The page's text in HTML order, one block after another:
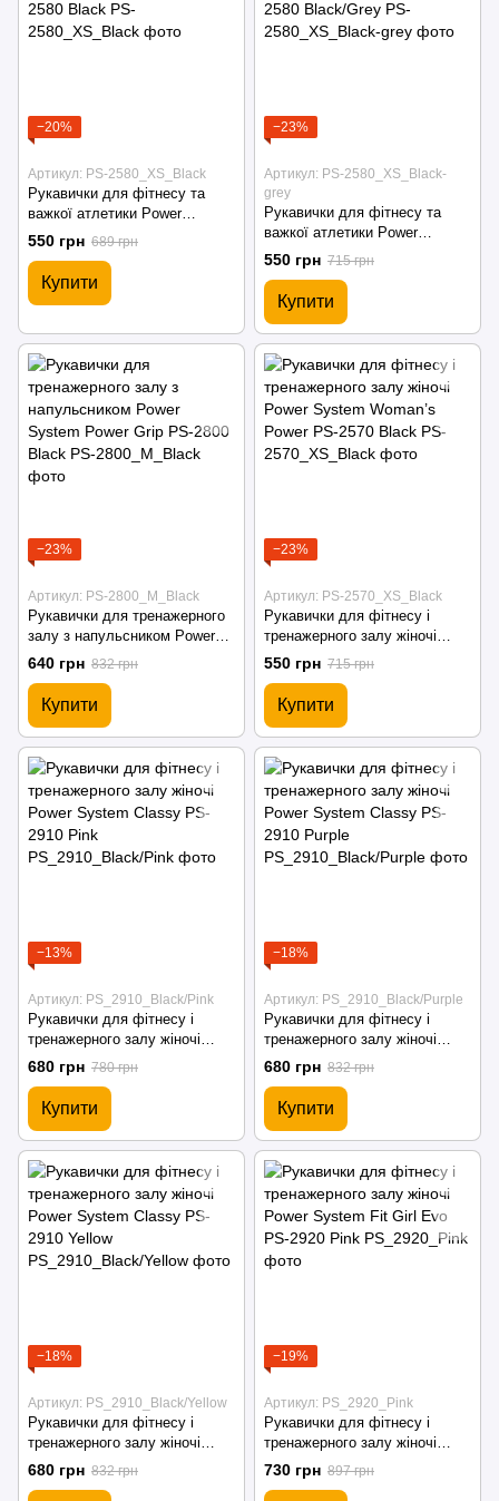
−20%
Артикул: PS-2580_XS_Black
Рукавички для фітнесу та
важкої атлетики Power
System Man’s Power PS-2580
550 грн 689 грн
Купити
−23%
Артикул: PS-2580_XS_Black-
grey
Рукавички для фітнесу та
важкої атлетики Power
System Man’s Power PS-2580
Black/Grey
550 грн 715 грн
Купити
−23%
Артикул: PS-2800_M_Black
Рукавички для тренажерного
залу з напульсником Power
System Power Grip PS-2800
640 грн 832 грн
Купити
−23%
Артикул: PS-2570_XS_Black
Рукавички для фітнесу і
тренажерного залу жіночі
Power System Woman’s Power
PS-2570 Black
550 грн 715 грн
Купити
−13%
Артикул: PS_2910_Black/Pink
Рукавички для фітнесу і
тренажерного залу жіночі
Power System Classy PS-2910
680 грн 780 грн
Купити
−18%
Артикул: PS_2910_Black/Purple
Рукавички для фітнесу і
тренажерного залу жіночі
Power System Classy PS-2910
Purple
680 грн 832 грн
Купити
−18%
Артикул: PS_2910_Black/Yellow
Рукавички для фітнесу і
тренажерного залу жіночі
Power System Classy PS-2910
Yellow
680 грн 832 грн
−19%
Артикул: PS_2920_Pink
Рукавички для фітнесу і
тренажерного залу жіночі
Power System Fit Girl Evo PS-
2920 Pink
730 грн 897 грн